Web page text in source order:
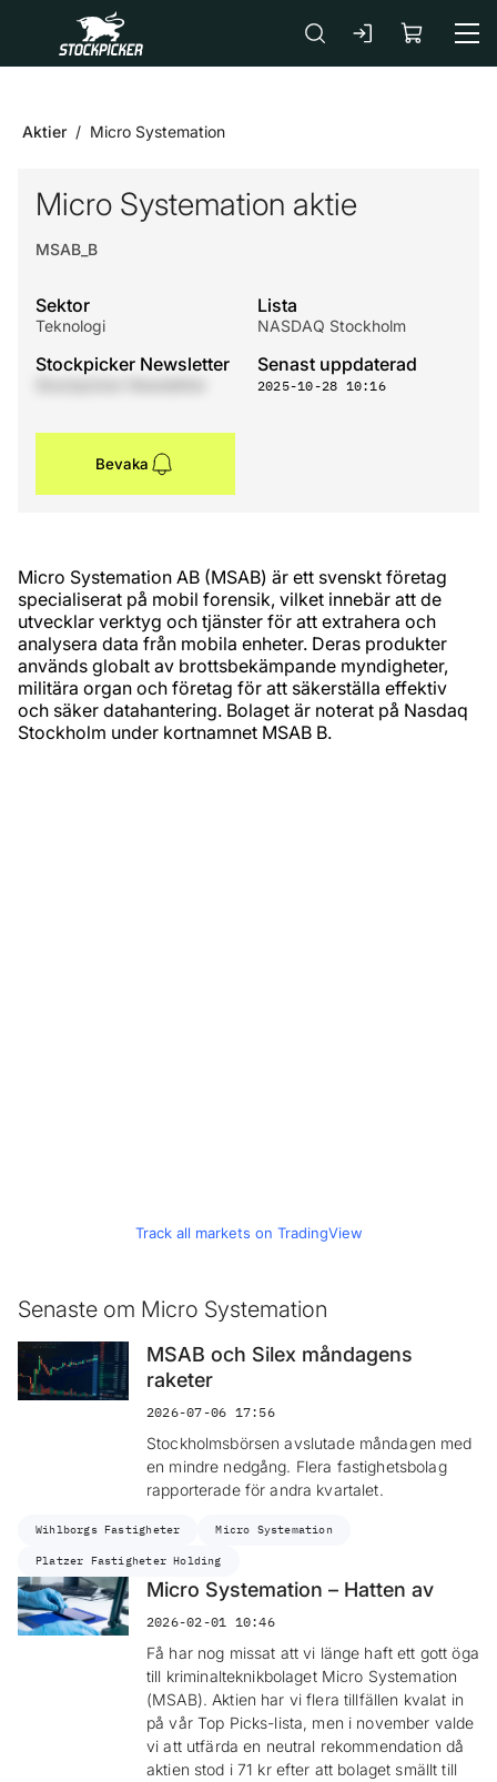
Gå till huvudinnehåll
Aktier Micro Systemation
Micro Systemation aktie
MSAB_B
Sektor
Teknologi
Lista
NASDAQ Stockholm
Stockpicker Newsletter Senast uppdaterad
2025-10-28 10:16
Bevaka
Micro Systemation AB (MSAB) är ett svenskt företag
specialiserat på mobil forensik, vilket innebär att de
utvecklar verktyg och tjänster för att extrahera och
analysera data från mobila enheter. Deras produkter
används globalt av brottsbekämpande myndigheter,
militära organ och företag för att säkerställa effektiv
och säker datahantering.​ Bolaget är noterat på Nasdaq
Stockholm under kortnamnet MSAB B.​
Track all markets on TradingView
Senaste om Micro Systemation
MSAB och Silex måndagens
raketer
2026-07-06 17:56
Stockholmsbörsen avslutade måndagen med
en mindre nedgång. Flera fastighetsbolag
rapporterade för andra kvartalet.
Wihlborgs Fastigheter Micro Systemation
Platzer Fastigheter Holding
Micro Systemation – Hatten av
2026-02-01 10:46
Få har nog missat att vi länge haft ett gott öga
till kriminalteknikbolaget Micro Systemation
(MSAB). Aktien har vi flera tillfällen kvalat in
på vår Top Picks-lista, men i november valde
vi att utfärda en neutral rekommendation då
aktien stod i 71 kr efter att bolaget smällt till